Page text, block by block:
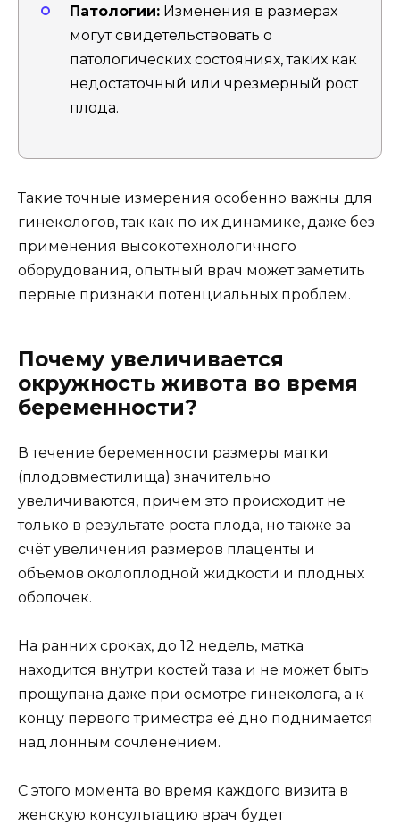
Патологии: Изменения в размерах
могут свидетельствовать о
патологических состояниях, таких как
недостаточный или чрезмерный рост
плода.
Такие точные измерения особенно важны для
гинекологов, так как по их динамике, даже без
применения высокотехнологичного
оборудования, опытный врач может заметить
первые признаки потенциальных проблем.
Почему увеличивается
окружность живота во время
беременности?
В течение беременности размеры матки
(плодовместилища) значительно
увеличиваются, причем это происходит не
только в результате роста плода, но также за
счёт увеличения размеров плаценты и
объёмов околоплодной жидкости и плодных
оболочек.
На ранних сроках, до 12 недель, матка
находится внутри костей таза и не может быть
прощупана даже при осмотре гинеколога, а к
концу первого триместра её дно поднимается
над лонным сочленением.
С этого момента во время каждого визита в
женскую консультацию врач будет